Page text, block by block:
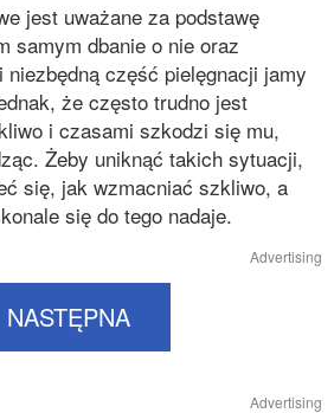
jest uważane za podstawę
samym dbanie o nie oraz
część pielęgnacji jamy
że często trudno jest
i czasami szkodzi się mu,
Żeby uniknąć takich sytuacji,
się, jak wzmacniać szkliwo, a
się do tego nadaje.
Advertising
NASTĘPNA
Advertising